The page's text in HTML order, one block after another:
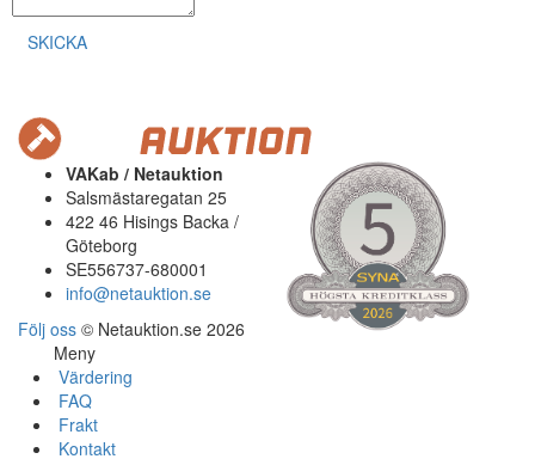
SKICKA
VAKab / Netauktion
Salsmästaregatan 25
422 46 Hisings Backa /
Göteborg
SE556737-680001
info@netauktion.se
Följ oss © Netauktion.se 2026
Meny
Värdering
FAQ
Frakt
Kontakt